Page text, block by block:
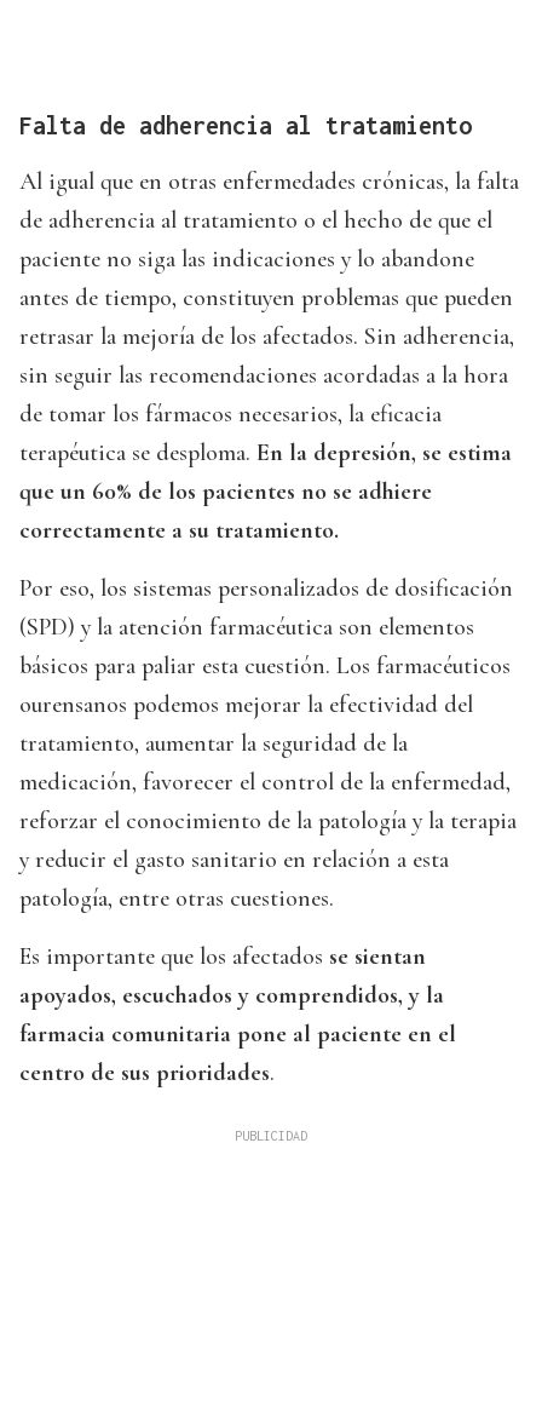
Falta de adherencia al tratamiento
Al igual que en otras enfermedades crónicas, la falta
de adherencia al tratamiento o el hecho de que el
paciente no siga las indicaciones y lo abandone
antes de tiempo, constituyen problemas que pueden
retrasar la mejoría de los afectados. Sin adherencia,
sin seguir las recomendaciones acordadas a la hora
de tomar los fármacos necesarios, la eficacia
terapéutica se desploma. En la depresión, se estima
que un 60% de los pacientes no se adhiere
correctamente a su tratamiento.
Por eso, los sistemas personalizados de dosificación
(SPD) y la atención farmacéutica son elementos
básicos para paliar esta cuestión. Los farmacéuticos
ourensanos podemos mejorar la efectividad del
tratamiento, aumentar la seguridad de la
medicación, favorecer el control de la enfermedad,
reforzar el conocimiento de la patología y la terapia
y reducir el gasto sanitario en relación a esta
patología, entre otras cuestiones.
Es importante que los afectados se sientan
apoyados, escuchados y comprendidos, y la
farmacia comunitaria pone al paciente en el
centro de sus prioridades.